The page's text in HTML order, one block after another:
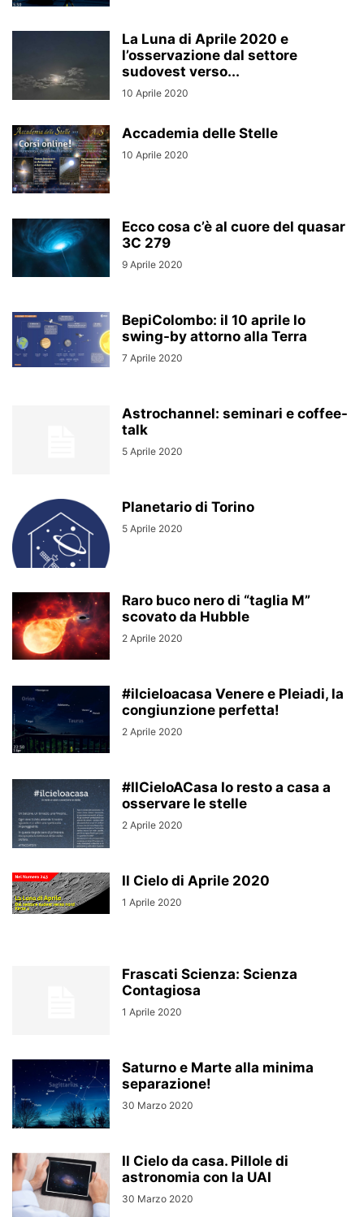
La Luna di Aprile 2020 e
l’osservazione dal settore
sudovest verso...
10 Aprile 2020
Accademia delle Stelle
10 Aprile 2020
Ecco cosa c’è al cuore del quasar
3C 279
9 Aprile 2020
BepiColombo: il 10 aprile lo
swing-by attorno alla Terra
7 Aprile 2020
Astrochannel: seminari e coffee-
talk
5 Aprile 2020
Planetario di Torino
5 Aprile 2020
Raro buco nero di “taglia M”
scovato da Hubble
2 Aprile 2020
#ilcieloacasa Venere e Pleiadi, la
congiunzione perfetta!
2 Aprile 2020
#IlCieloACasa Io resto a casa a
osservare le stelle
2 Aprile 2020
Il Cielo di Aprile 2020
1 Aprile 2020
Frascati Scienza: Scienza
Contagiosa
1 Aprile 2020
Saturno e Marte alla minima
separazione!
30 Marzo 2020
Il Cielo da casa. Pillole di
astronomia con la UAI
30 Marzo 2020